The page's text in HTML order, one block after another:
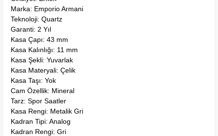
Marka: Emporio Armani
Teknoloji: Quartz
Garanti: 2 Yıl
Kasa Çapı: 43 mm
Kasa Kalınlığı: 11 mm
Kasa Şekli: Yuvarlak
Kasa Materyali: Çelik
Kasa Taşı: Yok
Cam Özellik: Mineral
Tarz: Spor Saatler
Kasa Rengi: Metalik Gri
Kadran Tipi: Analog
Kadran Rengi: Gri